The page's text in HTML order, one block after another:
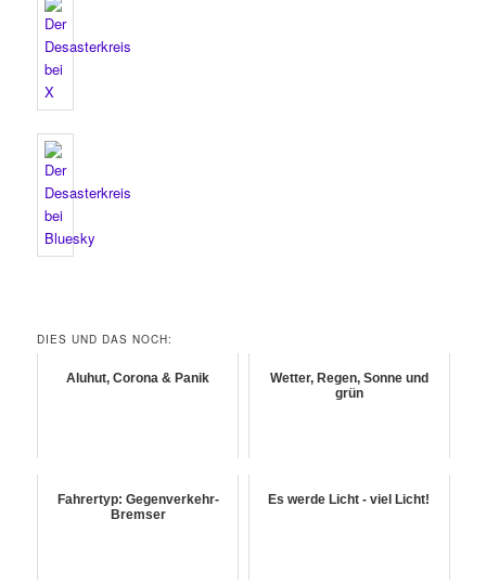
DIES UND DAS NOCH:
Aluhut, Corona & Panik
Wetter, Regen, Sonne und
grün
Fahrertyp: Gegenverkehr-
Bremser
Es werde Licht - viel Licht!